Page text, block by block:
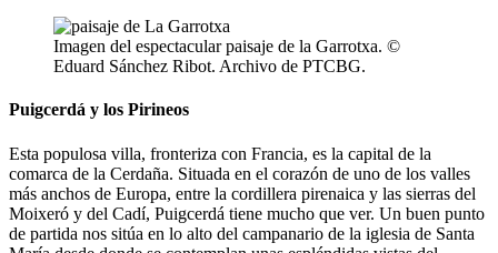
Imagen del espectacular paisaje de la Garrotxa. ©
Eduard Sánchez Ribot. Archivo de PTCBG.
Puigcerdá y los Pirineos
Esta populosa villa, fronteriza con Francia, es la capital de la
comarca de la Cerdaña. Situada en el corazón de uno de los valles
más anchos de Europa, entre la cordillera pirenaica y las sierras del
Moixeró y del Cadí, Puigcerdá tiene mucho que ver. Un buen punto
de partida nos sitúa en lo alto del campanario de la iglesia de Santa